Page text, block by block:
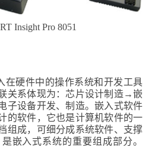
Insight Pro 8051
在硬件中的操作系统和开发工具
关系体现为：芯片设计制造→嵌
子设备开发、制造。嵌入式软件
的软件，它也是计算机软件的一
组成，可细分成系统软件、支撑
嵌入式系统的重要组成部分。